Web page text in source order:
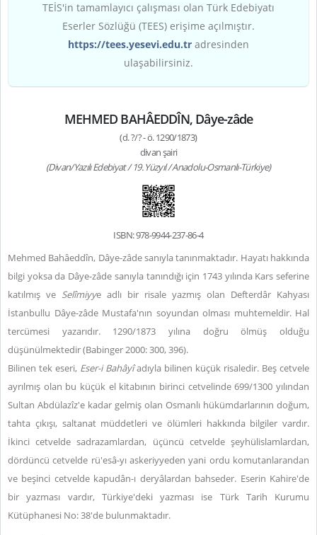
TEİS'in tamamlayıcı çalışması olan Türk Edebiyatı
Eserler Sözlüğü (TEES) erişime açılmıştır.
https://tees.yesevi.edu.tr adresinden
ulaşabilirsiniz.
MEHMED BAHÂEDDÎN, Dâye-zâde
(d. ?/? - ö. 1290/1873)
divan şairi
(Divan/Yazılı Edebiyat / 19. Yüzyıl / Anadolu-Osmanlı-Türkiye)
ISBN: 978-9944-237-86-4
Mehmed Bahâeddîn, Dâye-zâde sanıyla tanınmaktadır. Hayatı hakkında
bilgi yoksa da Dâye-zâde sanıyla tanındığı için 1743 yılında Kars seferine
katılmış ve Selîmiyye adlı bir risale yazmış olan Defterdâr Kahyası
İstanbullu Dâye-zâde Mustafa'nın soyundan olması muhtemeldir. Hal
tercümesi yazarıdır. 1290/1873 yılına doğru ölmüş olduğu
düşünülmektedir (Babinger 2000: 300, 396).
Bilinen tek eseri, Eser-i Bahâyîadıyla bilinen küçük risaledir. Beş cetvele
ayrılmış olan bu küçük el kitabının birinci cetvelinde 699/1300 yılından
Sultan Abdülazîz'e kadar gelmiş olan Osmanlı hükümdarlarının doğum,
tahta çıkışı, saltanat müddetleri ve ölümleri hakkında bilgiler vardır.
İkinci cetvelde sadrazamlardan, üçüncü cetvelde şeyhülislamlardan,
dördüncü cetvelde rü'esâ-yı askeriyyeden yani ordu komutanlarandan
ve beşinci cetvelde kapudân-ı deryâlardan bahseder. Eserin Kahire'de
bir yazması vardır, Türkiye'deki yazması ise Türk Tarih Kurumu
Kütüphanesi No: 38'de bulunmaktadır.